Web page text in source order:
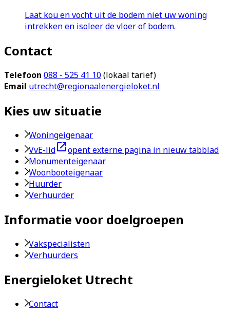
Laat kou en vocht uit de bodem niet uw woning
intrekken en isoleer de vloer of bodem.
Contact
Telefoon 088 - 525 41 10(lokaal tarief)
Email utrecht@regionaalenergieloket.nl
Kies uw situatie
Woningeigenaar
VvE-lid
opent externe pagina in nieuw tabblad
Monumenteigenaar
Woonbooteigenaar
Huurder
Verhuurder
Informatie voor doelgroepen
Vakspecialisten
Verhuurders
Energieloket Utrecht
Contact